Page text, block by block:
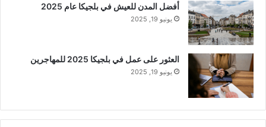
أفضل المدن للعيش في بلجيكا عام 2025
يونيو 19, 2025
العثور على عمل في بلجيكا 2025 للمهاجرين
يونيو 19, 2025